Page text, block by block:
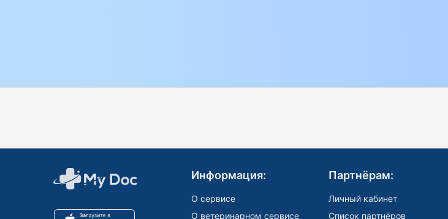
Информация:
О сервисе
О ветеринарном сервисе
Партнёрам:
Личный кабинет
Список партнёров